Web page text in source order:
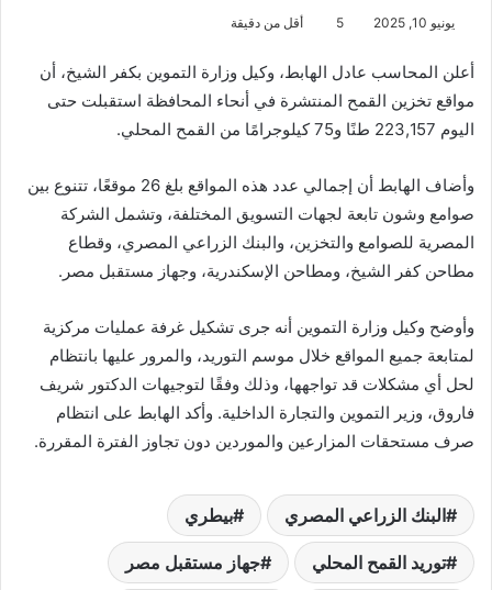
يونيو 10, 2025 5 أقل من دقيقة
أعلن المحاسب عادل الهابط، وكيل وزارة التموين بكفر الشيخ، أن
مواقع تخزين القمح المنتشرة في أنحاء المحافظة استقبلت حتى
اليوم 223,157 طنًا و75 كيلوجرامًا من القمح المحلي.
وأضاف الهابط أن إجمالي عدد هذه المواقع بلغ 26 موقعًا، تتنوع بين
صوامع وشون تابعة لجهات التسويق المختلفة، وتشمل الشركة
المصرية للصوامع والتخزين، والبنك الزراعي المصري، وقطاع
مطاحن كفر الشيخ، ومطاحن الإسكندرية، وجهاز مستقبل مصر.
وأوضح وكيل وزارة التموين أنه جرى تشكيل غرفة عمليات مركزية
لمتابعة جميع المواقع خلال موسم التوريد، والمرور عليها بانتظام
لحل أي مشكلات قد تواجهها، وذلك وفقًا لتوجيهات الدكتور شريف
فاروق، وزير التموين والتجارة الداخلية. وأكد الهابط على انتظام
صرف مستحقات المزارعين والموردين دون تجاوز الفترة المقررة.
البنك الزراعي المصري بيطري
توريد القمح المحلي جهاز مستقبل مصر